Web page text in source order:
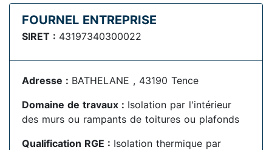
FOURNEL ENTREPRISE
SIRET : 43197340300022
Adresse : BATHELANE , 43190 Tence
Domaine de travaux : Isolation par l'intérieur
des murs ou rampants de toitures ou plafonds
Qualification RGE : Isolation thermique par